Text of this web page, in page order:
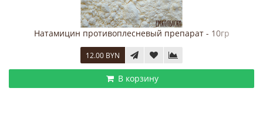
Натамицин противоплесневый препарат - 10гр
12.00 BYN
В корзину